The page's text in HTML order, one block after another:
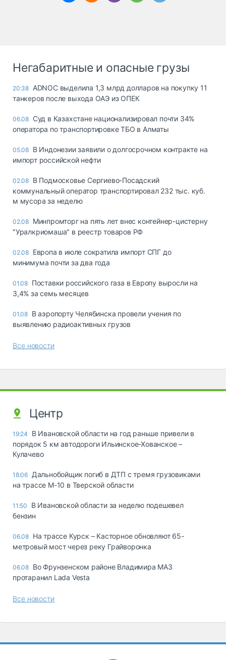
Негабаритные и опасные грузы
20:38 ADNOC выделила 1,3 млрд долларов на покупку 11
танкеров после выхода ОАЭ из ОПЕК
06.08 Суд в Казахстане национализировал почти 34%
оператора по транспортировке ТБО в Алматы
05.08 В Индонезии заявили о долгосрочном контракте на
импорт российской нефти
02.08 В Подмосковье Сергиево-Посадский
коммунальный оператор транспортировал 232 тыс. куб.
м мусора за неделю
02.08 Минпромторг на пять лет внес контейнер-цистерну
"Уралкриомаша" в реестр товаров РФ
02.08 Европа в июле сократила импорт СПГ до
минимума почти за два года
01.08 Поставки российского газа в Европу выросли на
3,4% за семь месяцев
01.08 В аэропорту Челябинска провели учения по
выявлению радиоактивных грузов
Все новости
Центр
19:24
В Ивановской области на год раньше привели в
порядок 5 км автодороги Ильинское-Хованское –
Кулачево
18:06 Дальнобойщик погиб в ДТП с тремя грузовиками
на трассе М-10 в Тверской области
11:50
В Ивановской области за неделю подешевел
бензин
06.08 На трассе Курск – Касторное обновляют 65-
метровый мост через реку Грайворонка
06.08 Во Фрунзенском районе Владимира МАЗ
протаранил Lada Vesta
Все новости